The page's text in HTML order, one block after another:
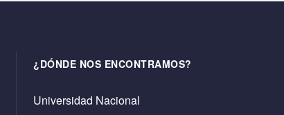
¿DÓNDE NOS ENCONTRAMOS?
Universidad Nacional